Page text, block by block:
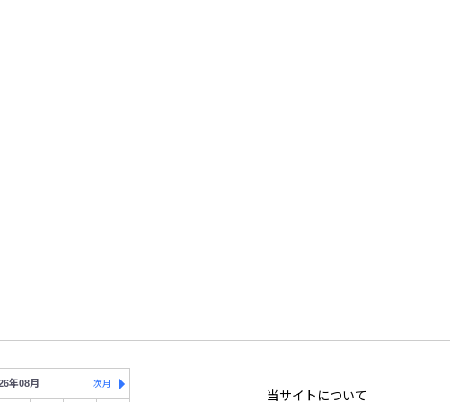
年08月 次月
当サイトについて